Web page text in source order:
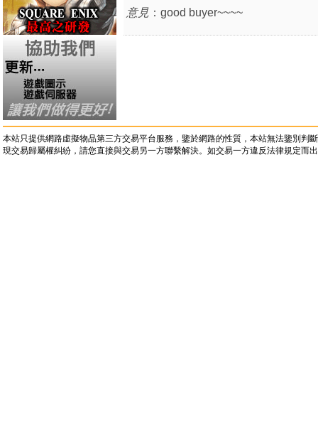
意見 ：good buyer~~~~
本站只提供網路虛擬物品第三方交易平台服務，鑒於網路的性質，本站無法鑒別
現交易歸屬權糾紛，請您直接與交易另一方聯繫解決。如交易一方違反法律規定